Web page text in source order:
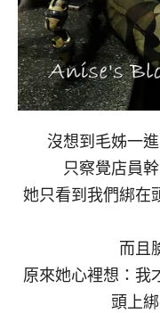
沒想到毛姊一
只察覺店員
她只看到我們綁在
而且
原來她心裡想：我
頭上